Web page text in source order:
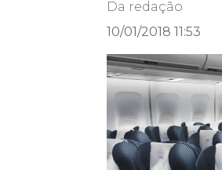
Da redação
10/01/2018 11:53